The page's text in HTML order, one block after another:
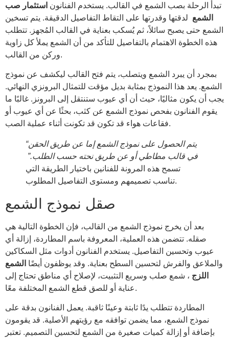
تبدأ الرحلة بصب الشمع في القالب. يستخدم الفنانون استثمار صب
الشمع لدقتها وقدرتها على التقاط التفاصيل الدقيقة. يتم تسخين
الشمع حتى يصبح سائلاً، ثم يُسكب بعناية في القالب المُجهز. تتطلب
هذه الخطوة الاهتمام بالتفاصيل للتأكد من أن الشمع يملأ كل زاوية
وركن من القالب.
بمجرد أن يبرد الشمع ويتصلب، يتم فتح القالب ليكشف عن نموذج
الشمع. يعد هذا النموذج بمثابة بديل مؤقت للتمثال البرونزي النهائي.
يجب أن يكون مثاليًا، حيث أن أي عيوب ستنتقل إلى البرونز. غالبًا ما
يقوم الفنانون بفحص نموذج الشمع عن كثب، بحثًا عن أي عيوب أو
فقاعات هواء قد تكون قد تكونت أثناء عملية الصب.
“يتم الحصول على نموذج الشمع إما عن طريق الحقن
في قالب مطاطي أو عن طريق نحته حسب الطلب.”
تسمح هذه المرونة للفنانين باختيار الطريقة التي
تناسب تصميمهم ومستوى التفاصيل المطلوب.
صقل نموذج الشمع
بعد أن يخرج نموذج الشمع من القالب، فإن الخطوة التالية هي
صقله. تتضمن هذه العملية، المعروفة باسم المطاردة، إزالة أي
عيوب وتحسين التفاصيل. يستخدم الفنانون أدوات مثل السكاكين
والملاعق والفرش لتحسين السطح بعناية. وقد يوظفون أيضًا الشمع
اللزج ، شمع صلب وسريع التثبيت، لإصلاح أي مناطق تحتاج إلى
عناية أو للصق قطع الشمع المختلفة معًا.
المطاردة تتطلب يدًا ثابتة وعينًا ثاقبة. يعمل الفنانون بدقة على
نموذج الشمع، مما يضمن توافقه مع رؤيتهم الأصلية. قد يقومون
بإضافة أو إزالة كميات صغيرة من الشمع لتحسين التصميم. تعتبر